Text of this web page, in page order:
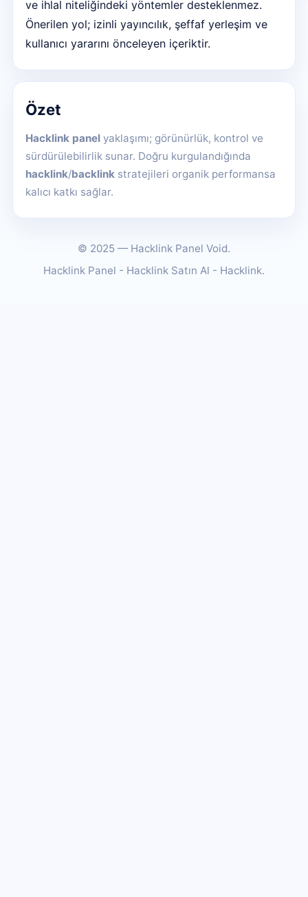
ve ihlal niteliğindeki yöntemler desteklenmez.
Önerilen yol; izinli yayıncılık, şeffaf yerleşim ve
kullanıcı yararını önceleyen içeriktir.
Özet
Hacklink panel yaklaşımı; görünürlük, kontrol ve
sürdürülebilirlik sunar. Doğru kurgulandığında
hacklink/backlink stratejileri organik performansa
kalıcı katkı sağlar.
© 2025 — Hacklink Panel Void.
Hacklink Panel - Hacklink Satın Al - Hacklink.